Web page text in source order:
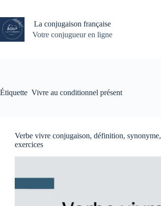
contenu
La conjugaison française
Votre conjugueur en ligne
Étiquette Vivre au conditionnel présent
Verbe vivre conjugaison, définition, synonyme,
exercices